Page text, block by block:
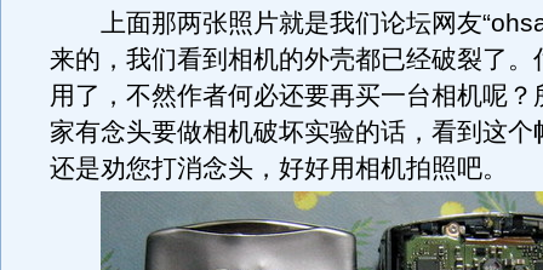
上面那两张照片就是我们论坛网友
来的，我们看到相机的外壳都已经破裂了。
用了，不然作者何必还要再买一台相机呢？
家有念头要做相机破坏实验的话，看到这个
还是劝您打消念头，好好用相机拍照吧。